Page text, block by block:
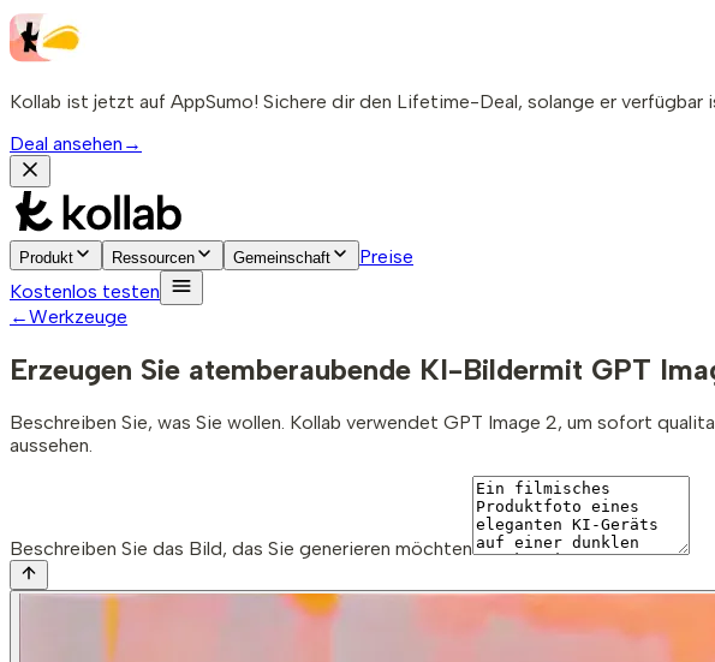
Kollab ist jetzt auf AppSumo! Sichere dir den Lifetime-Deal, solange er verfügbar
Deal ansehen →
Produkt Ressourcen Gemeinschaft
Preise
Kostenlos testen
←Werkzeuge
Erzeugen Sie atemberaubende KI-Bildermit GPT
Beschreiben Sie, was Sie wollen. Kollab verwendet GPT Image 2, um sofort
aussehen.
Beschreiben Sie das Bild, das Sie generieren möchten